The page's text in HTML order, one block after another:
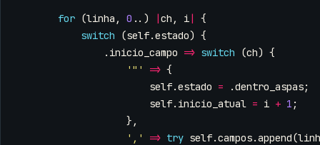
for (linha , 0 ..) |ch , i|
{
switch
(self.estado) {
. inicio_campo => switch (ch) {
'"'
=> {
self.estado = .dentro_aspas;
self. inicio_atual = i + 1 ;
},
','
=> try self.campos.append(